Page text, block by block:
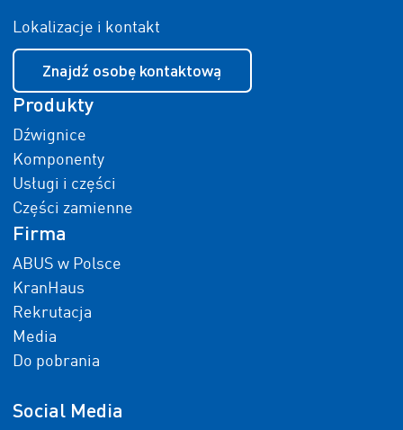
Lokalizacje i kontakt
Znajdź osobę kontaktową
Produkty
Dźwignice
Komponenty
Usługi i części
Części zamienne
Firma
ABUS w Polsce
KranHaus
Rekrutacja
Media
Do pobrania
Social Media